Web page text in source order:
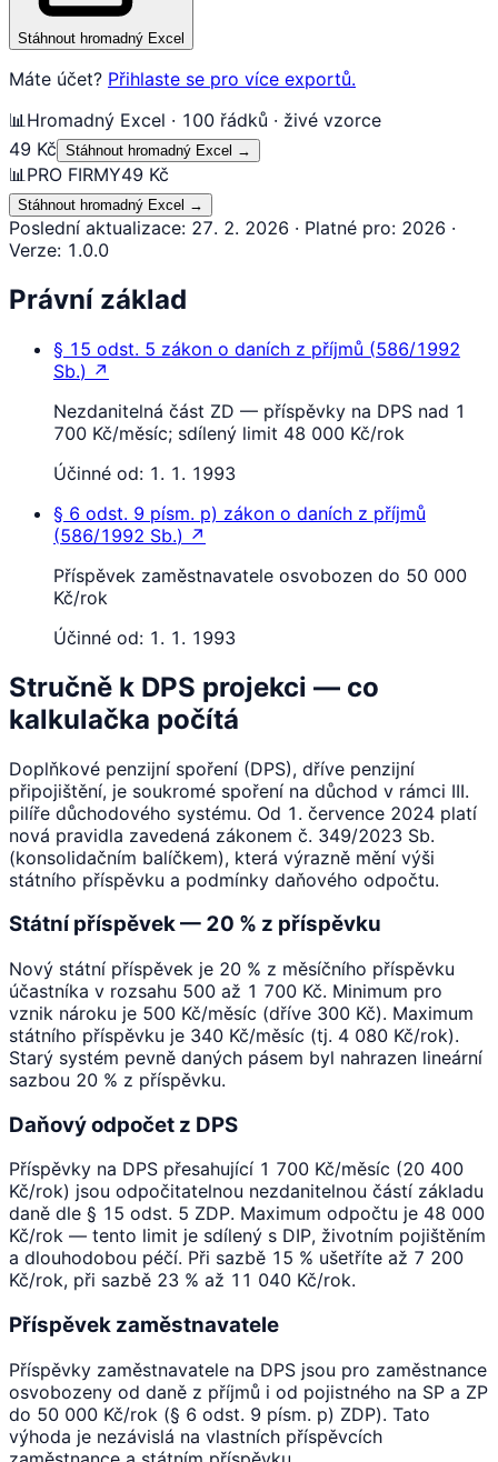
Stáhnout hromadný Excel
Máte účet? Přihlaste se pro více exportů.
📊 Hromadný Excel · 100 řádků · živé vzorce
49 Kč Stáhnout hromadný Excel →
📊 PRO FIRMY49 Kč
Stáhnout hromadný Excel →
Poslední aktualizace: 27. 2. 2026 · Platné pro: 2026 ·
Verze: 1.0.0
Právní základ
§ 15 odst. 5 zákon o daních z příjmů (586/1992
Sb.) ↗
Nezdanitelná část ZD — příspěvky na DPS nad 1
700 Kč/měsíc; sdílený limit 48 000 Kč/rok
Účinné od: 1. 1. 1993
§ 6 odst. 9 písm. p) zákon o daních z příjmů
(586/1992 Sb.) ↗
Příspěvek zaměstnavatele osvobozen do 50 000
Kč/rok
Účinné od: 1. 1. 1993
Stručně k DPS projekci — co
kalkulačka počítá
Doplňkové penzijní spoření (DPS), dříve penzijní
připojištění, je soukromé spoření na důchod v rámci III.
pilíře důchodového systému. Od 1. července 2024 platí
nová pravidla zavedená zákonem č. 349/2023 Sb.
(konsolidačním balíčkem), která výrazně mění výši
státního příspěvku a podmínky daňového odpočtu.
Státní příspěvek — 20 % z příspěvku
Nový státní příspěvek je 20 % z měsíčního příspěvku
účastníka v rozsahu 500 až 1 700 Kč. Minimum pro
vznik nároku je 500 Kč/měsíc (dříve 300 Kč). Maximum
státního příspěvku je 340 Kč/měsíc (tj. 4 080 Kč/rok).
Starý systém pevně daných pásem byl nahrazen lineární
sazbou 20 % z příspěvku.
Daňový odpočet z DPS
Příspěvky na DPS přesahující 1 700 Kč/měsíc (20 400
Kč/rok) jsou odpočitatelnou nezdanitelnou částí základu
daně dle § 15 odst. 5 ZDP. Maximum odpočtu je 48 000
Kč/rok — tento limit je sdílený s DIP, životním pojištěním
a dlouhodobou péčí. Při sazbě 15 % ušetříte až 7 200
Kč/rok, při sazbě 23 % až 11 040 Kč/rok.
Příspěvek zaměstnavatele
Příspěvky zaměstnavatele na DPS jsou pro zaměstnance
osvobozeny od daně z příjmů i od pojistného na SP a ZP
do 50 000 Kč/rok (§ 6 odst. 9 písm. p) ZDP). Tato
výhoda je nezávislá na vlastních příspěvcích